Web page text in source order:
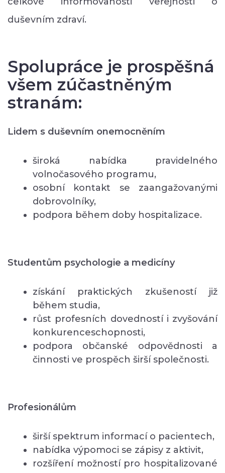
duševním zdraví.
Spolupráce je prospěšná
všem zúčastněným
stranám:
Lidem s duševním onemocněním
široká nabídka pravidelného
volnočasového programu,
osobní kontakt se zaangažovanými
dobrovolníky,
podpora během doby hospitalizace.
Studentům psychologie a medicíny
získání praktických zkušeností již
během studia,
růst profesních dovedností i zvyšování
konkurenceschopnosti,
podpora občanské odpovědnosti a
činnosti ve prospěch širší společnosti.
Profesionálům
širší spektrum informací o pacientech,
nabídka výpomoci se zápisy z aktivit,
rozšíření možností pro hospitalizované